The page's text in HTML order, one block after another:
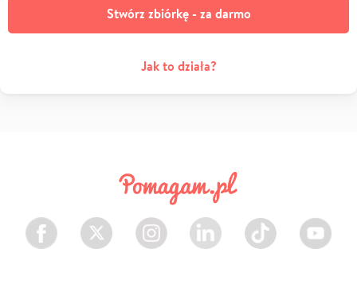
Stwórz zbiórkę - za darmo
Jak to działa?
Facebook Twitter Instagram LinkedIn TikTok Youtube